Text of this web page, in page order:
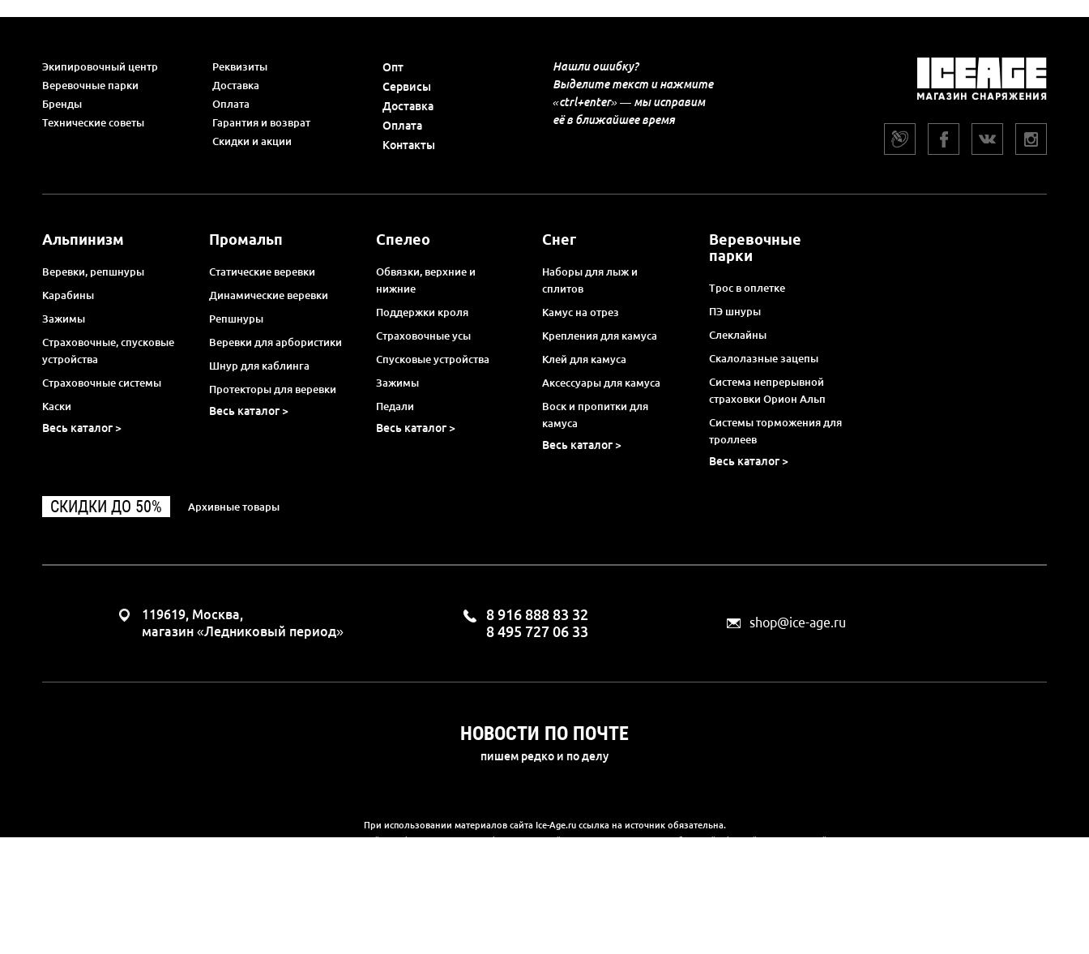
Экипировочный центр
Веревочные парки
Бренды
Технические советы
Реквизиты
Доставка
Оплата
Гарантия и возврат
Скидки и акции
Опт
Сервисы
Доставка
Оплата
Контакты
Нашли ошибку?
Выделите текст и нажмите
«ctrl+enter» — мы исправим
её в ближайшее время
Альпинизм
Веревки, репшнуры
Карабины
Зажимы
Страховочные, спусковые
устройства
Страховочные системы
Каски
Весь каталог >
Промальп
Статические веревки
Динамические веревки
Репшнуры
Веревки для арбористики
Шнур для каблинга
Протекторы для веревки
Весь каталог >
Спелео
Обвязки, верхние и
нижние
Поддержки кроля
Страховочные усы
Спусковые устройства
Зажимы
Педали
Весь каталог >
Снег
Наборы для лыж и
сплитов
Камус на отрез
Крепления для камуса
Клей для камуса
Аксессуары для камуса
Воск и пропитки для
камуса
Весь каталог >
Веревочные
парки
Трос в оплетке
ПЭ шнуры
Слеклайны
Скалолазные зацепы
Система непрерывной
страховки Орион Альп
Системы торможения для
троллеев
Весь каталог >
СКИДКИ ДО 50% Архивные товары
119619, Москва,
магазин «Ледниковый период»
8 916 888 83 32
8 495 727 06 33
shop@ice-age.ru
НОВОСТИ ПО ПОЧТЕ
пишем редко и по делу
При использовании материалов сайта Ice-Age.ru ссылка на источник обязательна.
Вся представленная на сайте информация носит информационный характер и не является публичной офертой, определяемой